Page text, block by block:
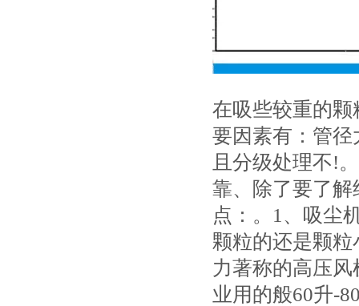
在吸些较重的
要因素有：管
且分级处理不!
靠、除了要了
点：。1、吸尘
颗粒的还是颗
力著称的高压
业用的般60升-